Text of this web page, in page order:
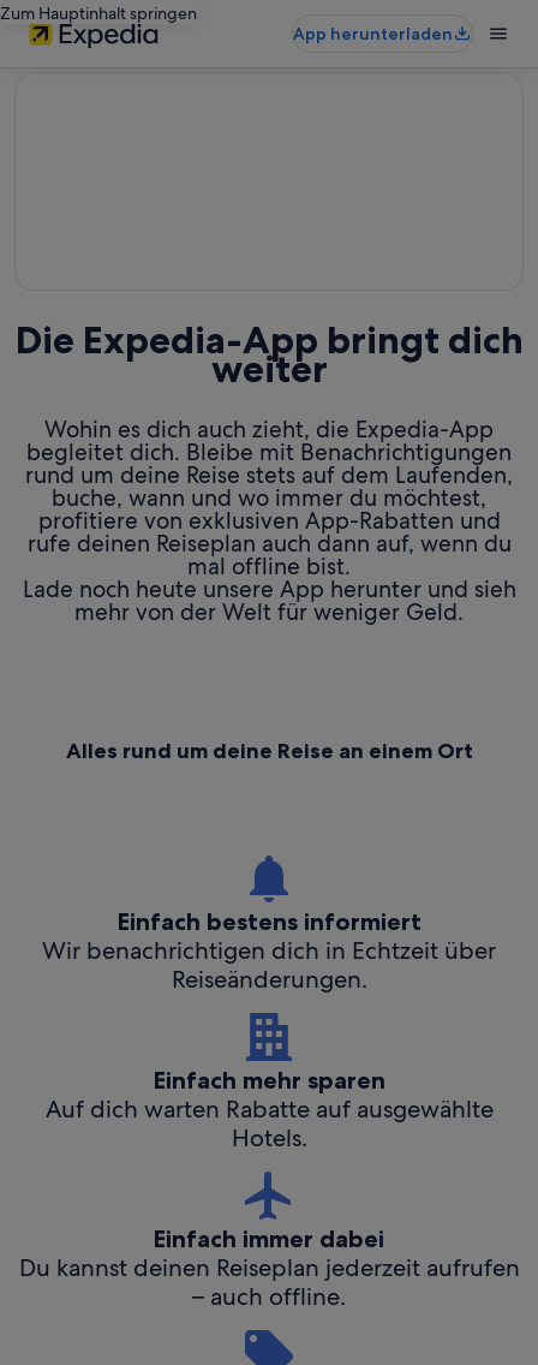
Zum Hauptinhalt springen
App herunterladen
Die Expedia-App bringt dich
weiter
Wohin es dich auch zieht, die Expedia-App
begleitet dich. Bleibe mit Benachrichtigungen
rund um deine Reise stets auf dem Laufenden,
buche, wann und wo immer du möchtest,
profitiere von exklusiven App-Rabatten und
rufe deinen Reiseplan auch dann auf, wenn du
mal offline bist.
Lade noch heute unsere App herunter und sieh
mehr von der Welt für weniger Geld.
Alles rund um deine Reise an einem Ort
Einfach bestens informiert
Wir benachrichtigen dich in Echtzeit über
Reiseänderungen.
Einfach mehr sparen
Auf dich warten Rabatte auf ausgewählte
Hotels.
Einfach immer dabei
Du kannst deinen Reiseplan jederzeit aufrufen
– auch offline.